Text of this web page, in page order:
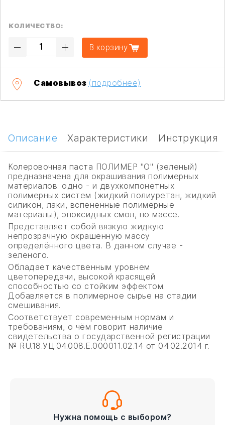
КОЛИЧЕСТВО:
В корзину
Самовывоз (подробнее)
Описание Характеристики Инструкция
Колеровочная паста ПОЛИМЕР "О" (зеленый)
предназначена для окрашивания полимерных
материалов: одно - и двухкомпонетных
полимерных систем (жидкий полиуретан, жидкий
силикон, лаки, вспененные полимерные
материалы), эпоксидных смол, по массе.
Представляет собой вязкую жидкую
непрозрачную окрашенную массу
определённого цвета. В данном случае -
зеленого.
Обладает качественным уровнем
цветопередачи, высокой красящей
способностью со стойким эффектом.
Добавляется в полимерное сырье на стадии
смешивания.
Соответствует современным нормам и
требованиям, о чём говорит наличие
свидетельства о государственной регистрации
№ RU.18.УЦ.04.008.Е.000011.02.14 от 04.02.2014 г.
Нужна помощь с выбором?